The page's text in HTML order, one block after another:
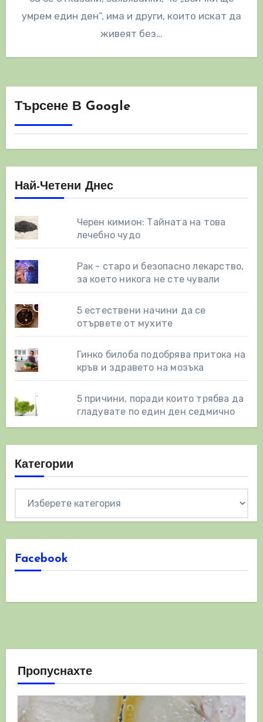
умрем един ден“, има и други, които искат да
живеят без…
Търсене В Google
Най-Четени Днес
Черен кимион: Тайната на това
лечебно чудо
Рак - старо и безопасно лекарство,
за което никога не сте чували
5 естествени начини да се
отървете от мухите
Гинко билоба подобрява притока на
кръв и здравето на мозъка
5 причини, поради които трябва да
гладувате по един ден седмично
Категории
Facebook
Пропуснахте